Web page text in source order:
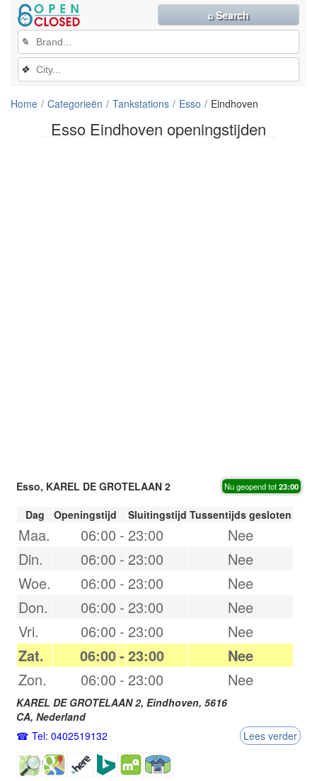
Esso Eindhoven openingstijden
✎
❖
⌕ Search
Home Categorieën Tankstations Esso Eindhoven
Esso, KAREL DE GROTELAAN 2 Nu geopend tot23:00
Dag Openingstijd Sluitingstijd Tussentijds gesloten
Maa. 06:00 - 23:00
Nee
Din.
06:00 - 23:00
Nee
Woe.
06:00 - 23:00
Nee
Don.
06:00 - 23:00
Nee
Vri.
06:00 - 23:00
Nee
Zat.
06:00- 23:00
Nee
Zon.
06:00 - 23:00 Nee
KAREL DE GROTELAAN 2, Eindhoven, 5616
CA, Nederland
Tel: 0402519132
Lees verder